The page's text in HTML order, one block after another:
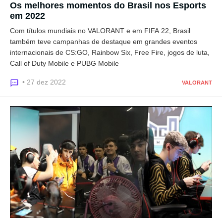
Os melhores momentos do Brasil nos Esports
em 2022
Com títulos mundiais no VALORANT e em FIFA 22, Brasil
também teve campanhas de destaque em grandes eventos
internacionais de CS:GO, Rainbow Six, Free Fire, jogos de luta,
Call of Duty Mobile e PUBG Mobile
• 27 dez 2022 VALORANT